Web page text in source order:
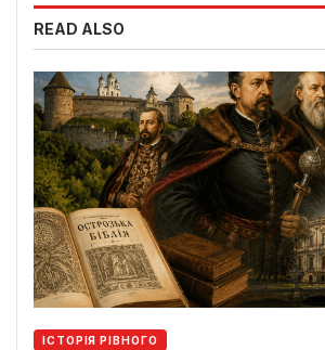
READ ALSO
ІСТОРІЯ РІВНОГО